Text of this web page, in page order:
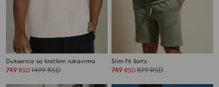
Dukserica sa kratkim rukavima
749 RSD 1499RSD
Slim fit šorts
749 RSD 899RSD